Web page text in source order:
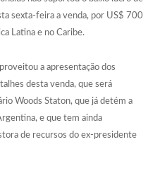
sexta-feira a venda, por US$ 700
Latina e no Caribe.
a apresentação dos
desta venda, que será
Woods Staton, que já detém a
e que tem ainda
de recursos do ex-presidente